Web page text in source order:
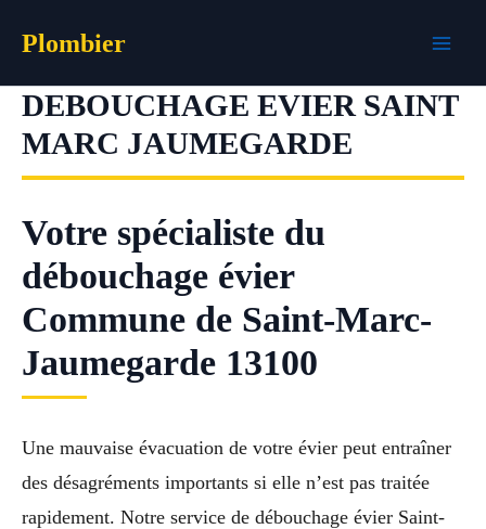
Plombier
DEBOUCHAGE EVIER SAINT
MARC JAUMEGARDE
Votre spécialiste du
débouchage évier
Commune de Saint-Marc-
Jaumegarde 13100
Une mauvaise évacuation de votre évier peut entraîner
des désagréments importants si elle n’est pas traitée
rapidement. Notre service de débouchage évier Saint-